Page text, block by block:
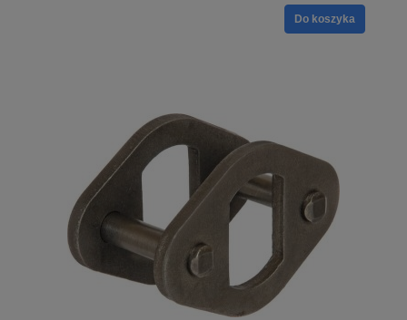
Do koszyka